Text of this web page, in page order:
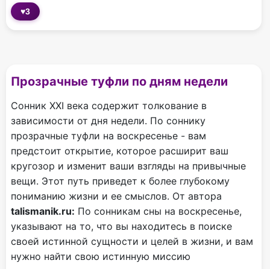
♥3
Прозрачные туфли по дням недели
Сонник XXI века содержит толкование в
зависимости от дня недели. По соннику
прозрачные туфли на воскресенье - вам
предстоит открытие, которое расширит ваш
кругозор и изменит ваши взгляды на привычные
вещи. Этот путь приведет к более глубокому
пониманию жизни и ее смыслов. От автора
talismanik.ru: По сонникам сны на воскресенье,
указывают на то, что вы находитесь в поиске
своей истинной сущности и целей в жизни, и вам
нужно найти свою истинную миссию